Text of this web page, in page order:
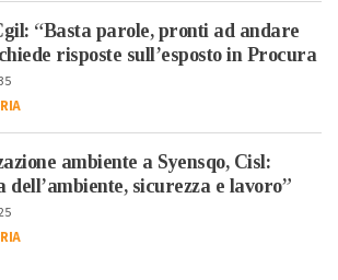
“Basta parole, pronti ad andare
risposte sull’esposto in Procura
ambiente a Syensqo, Cisl:
dell’ambiente, sicurezza e lavoro”